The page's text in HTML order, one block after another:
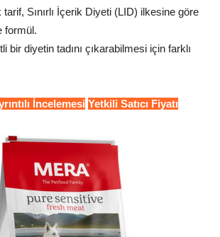
Sınırlı İçerik Diyeti (LID) ilkesine göre
formül.
bir diyetin tadını çıkarabilmesi için farklı
İncelemesi Yetkili Satıcı Fiyatı